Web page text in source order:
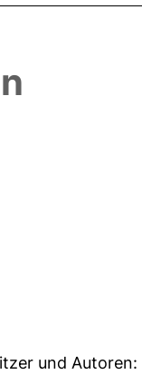
und Autoren: